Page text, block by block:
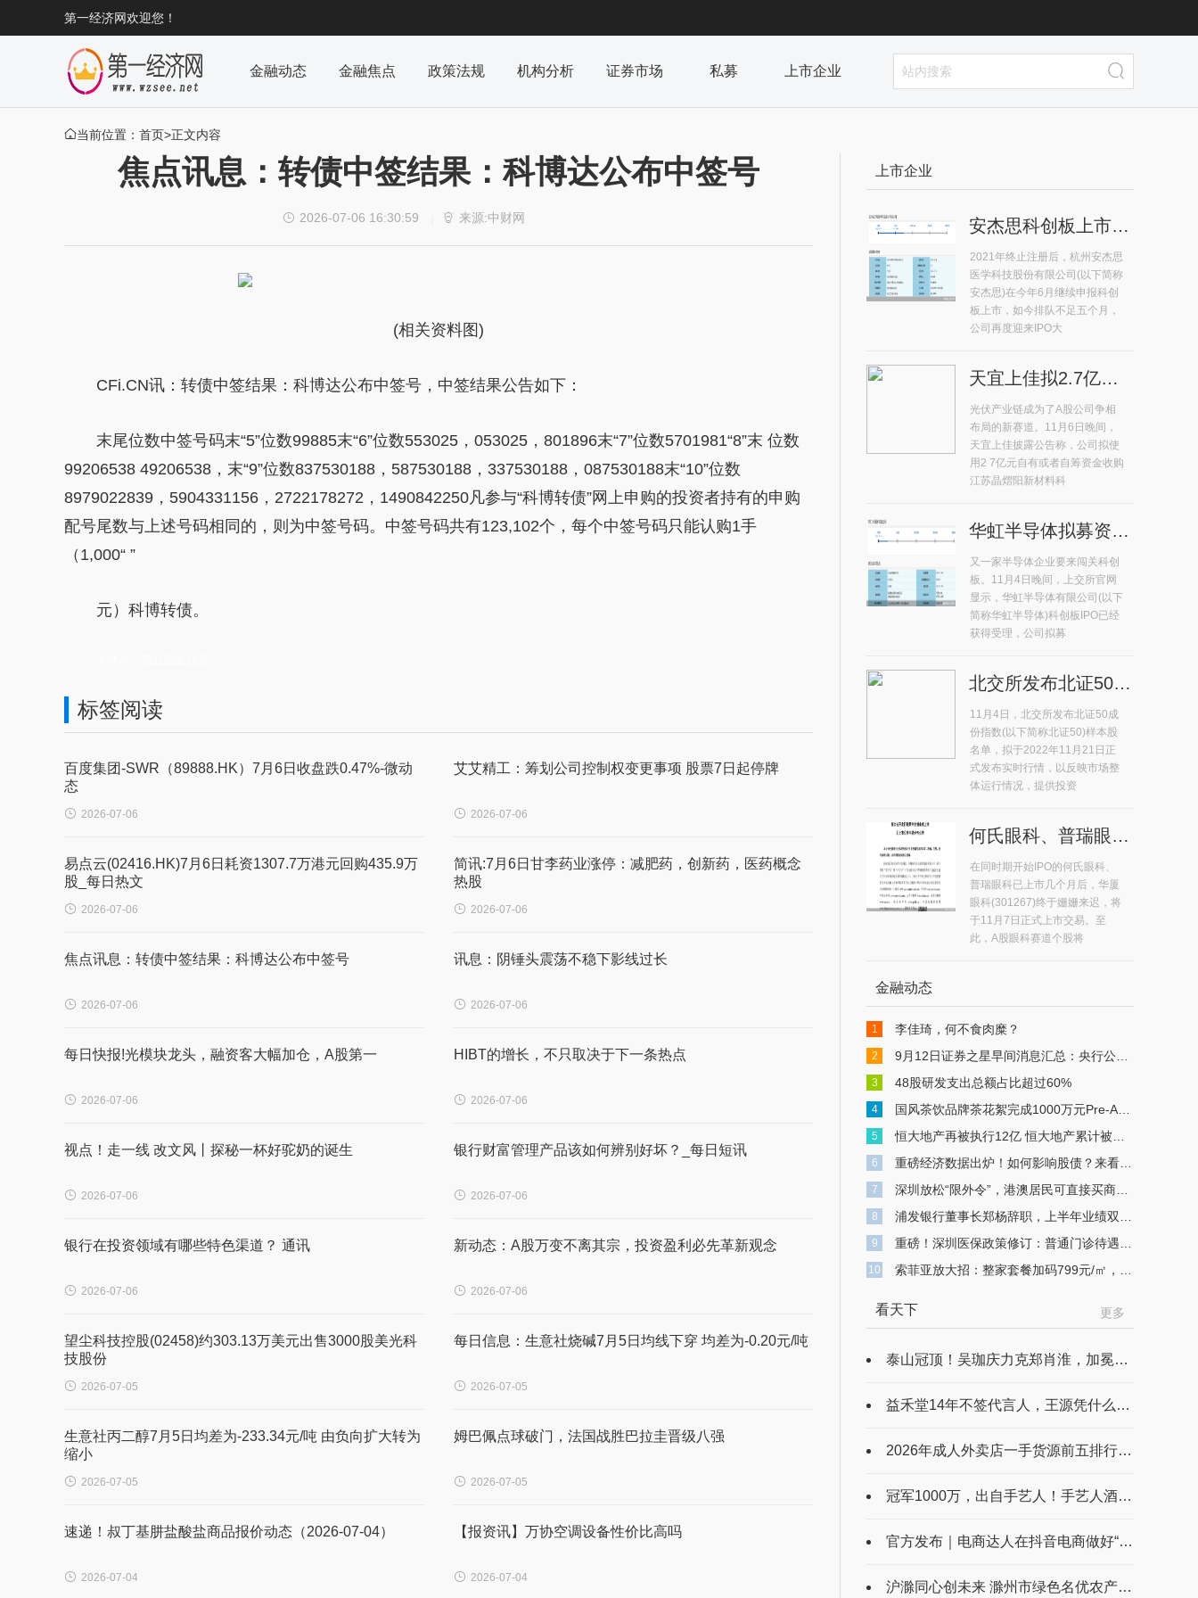
第一经济网欢迎您！
金融动态 金融焦点 政策法规 机构分析 证券市场 私募 上市企业
当前位置： 首页>正文内容
焦点讯息：转债中签结果：科博达公布中签号
 2026-07-06 16:30:59  来源:中财网
(相关资料图)
CFi.CN讯：转债中签结果：科博达公布中签号，中签结果公告如下：
末尾位数中签号码末“5”位数99885末“6”位数553025，053025，801896末“7”位数5701981“8”末 位数
99206538 49206538，末“9”位数837530188，587530188，337530188，087530188末“10”位数
8979022839，5904331156，2722178272，1490842250凡参与“科博转债”网上申购的投资者持有的申购
配号尾数与上述号码相同的，则为中签号码。中签号码共有123,102个，每个中签号码只能认购1手
（1,000“ ”
元）科博转债。
标签阅读
百度集团-SWR（89888.HK）7月6日收盘跌0.47%-微动
态
 2026-07-06
艾艾精工：筹划公司控制权变更事项 股票7日起停牌
 2026-07-06
易点云(02416.HK)7月6日耗资1307.7万港元回购435.9万
股_每日热文
 2026-07-06
简讯:7月6日甘李药业涨停：减肥药，创新药，医药概念
热股
 2026-07-06
焦点讯息：转债中签结果：科博达公布中签号
 2026-07-06
讯息：阴锤头震荡不稳下影线过长
 2026-07-06
每日快报!光模块龙头，融资客大幅加仓，A股第一
 2026-07-06
HIBT的增长，不只取决于下一条热点
 2026-07-06
视点！走一线 改文风丨探秘一杯好驼奶的诞生
 2026-07-06
银行财富管理产品该如何辨别好坏？_每日短讯
 2026-07-06
银行在投资领域有哪些特色渠道？ 通讯
 2026-07-06
新动态：A股万变不离其宗，投资盈利必先革新观念
 2026-07-06
望尘科技控股(02458)约303.13万美元出售3000股美光科
技股份
 2026-07-05
每日信息：生意社烧碱7月5日均线下穿 均差为-0.20元/吨
 2026-07-05
生意社丙二醇7月5日均差为-233.34元/吨 由负向扩大转为
缩小
 2026-07-05
姆巴佩点球破门，法国战胜巴拉圭晋级八强
 2026-07-05
速递！叔丁基肼盐酸盐商品报价动态（2026-07-04）
 2026-07-04
【报资讯】万协空调设备性价比高吗
 2026-07-04
上市企业
安杰思科创板上市排队不足五个月 再度迎来IPO大考
2021年终止注册后，杭州安杰思
医学科技股份有限公司(以下简称
安杰思)在今年6月继续申报科创
板上市，如今排队不足五个月，
公司再度迎来IPO大
天宜上佳拟2.7亿元收购晶熠阳90%股权 系高铁动车组供应商
光伏产业链成为了A股公司争相
布局的新赛道。11月6日晚间，
天宜上佳披露公告称，公司拟使
用2 7亿元自有或者自筹资金收购
江苏晶熠阳新材料科
华虹半导体拟募资180亿元冲击科创板 年内排名第二
又一家半导体企业要来闯关科创
板。11月4日晚间，上交所官网
显示，华虹半导体有限公司(以下
简称华虹半导体)科创板IPO已经
获得受理，公司拟募
北交所发布北证50成份指数首发样本股 总市值占比71%
11月4日，北交所发布北证50成
份指数(以下简称北证50)样本股
名单，拟于2022年11月21日正
式发布实时行情，以反映市场整
体运行情况，提供投资
何氏眼科、普瑞眼科11月7日上市 A股眼科赛道个股达5只
在同时期开始IPO的何氏眼科、
普瑞眼科已上市几个月后，华厦
眼科(301267)终于姗姗来迟，将
于11月7日正式上市交易。至
此，A股眼科赛道个股将
金融动态
1 李佳琦，何不食肉糜？
2 9月12日证券之星早间消息汇总：央行公布重磅数据
3 48股研发支出总额占比超过60%
4 国风茶饮品牌茶花絮完成1000万元Pre-A轮融资
5 恒大地产再被执行12亿 恒大地产累计被执行超549亿
6 重磅经济数据出炉！如何影响股债？来看解读
7 深圳放松“限外令”，港澳居民可直接买商办物业，中介：有人连夜冒雨买楼
8 浦发银行董事长郑杨辞职，上半年业绩双降，不良贷款余额743亿元
9 重磅！深圳医保政策修订：普通门诊待遇提升 高额医疗费用可“二次报销”
10 索菲亚放大招：整家套餐加码799元/㎡，打造高品质整家定制
看天下 更多
泰山冠顶！吴珈庆力克郑肖淮，加冕台球史上首位“千万先生”，闪耀全球台球赛事最高殿堂!
益禾堂14年不签代言人，王源凭什么成了“第一个”？
2026年成人外卖店一手货源前五排行榜 批发市场实探、拿货技巧与正品核验指南
冠军1000万，出自手艺人！手艺人酒重磅加码，台球史上首个冠军1000万！
官方发布｜电商达人在抖音电商做好“结算”的N种路径
沪滁同心创未来 滁州市绿色名优农产品入沪要素对接会举办